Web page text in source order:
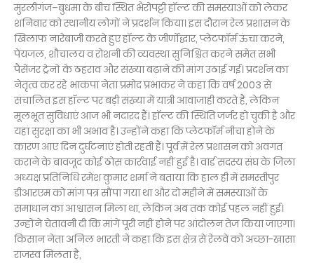
मुरलीगंज–बुधमा के बीच स्थित भैरोपट्टी हॉल्ट की समस्याओं को लेकर
शनिवार को स्थानीय लोगों ने प्रदर्शन किया। इस दौरान रेल प्रशासन के
खिलाफ नारेबाजी करते हुए हॉल्ट के जीर्णोद्धार, प्लेटफॉर्म ऊंचा करने,
पेयजल, शौचालय व रोशनी की व्यवस्था सुनिश्चित करने समेत सभी
पैसेंजर ट्रेनों के ठहराव और संख्या बढ़ाने की मांग उठाई गई। प्रदर्शन का
नेतृत्व कर रहे भाकपा नेता प्रमोद प्रभाकर ने कहा कि वर्ष 2003 से
संचालित इस हॉल्ट पर बड़ी संख्या में यात्री आवाजाही करते हैं, लेकिन
मूलभूत सुविधाएं आज भी नदारद हैं। हॉल्ट की स्थिति जर्जर हो चुकी है और
यहां सुरक्षा का भी अभाव है। उन्होंने कहा कि प्लेटफॉर्म नीचा होने के
कारण आए दिन दुर्घटनाएं होती रहती हैं। पूर्व में रेल प्रशासन को अवगत
कराने के बावजूद कोई ठोस कार्रवाई नहीं हुई है। वार्ड सदस्य संघ के जिला
अध्यक्ष प्रतिनिधि रमेश कुमार शर्मा ने बताया कि हाल ही में समस्तीपुर
डीआरएम को मांग पत्र सौंपा गया था और दो महीने में समस्याओं के
समाधान का आश्वासन मिला था, लेकिन अब तक कोई पहल नहीं हुई।
उन्होंने चेतावनी दी कि मांगें पूरी नहीं होने पर आंदोलन तेज किया जाएगा।
किसान नेता अनिल भारती ने कहा कि इस क्षेत्र से रेलवे को अच्छा-खासा
राजस्व मिलता है,